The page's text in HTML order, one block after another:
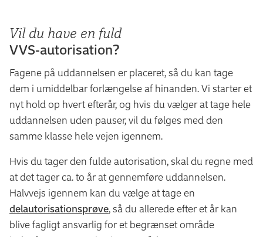
Vil du have en fuld
VVS-autorisation?
Fagene på uddannelsen er placeret, så du kan tage
dem i umiddelbar forlængelse af hinanden. Vi starter et
nyt hold op hvert efterår, og hvis du vælger at tage hele
uddannelsen uden pauser, vil du følges med den
samme klasse hele vejen igennem.
Hvis du tager den fulde autorisation, skal du regne med
at det tager ca. to år at gennemføre uddannelsen.
Halvvejs igennem kan du vælge at tage en
delautorisationsprøve, så du allerede efter et år kan
blive fagligt ansvarlig for et begrænset område